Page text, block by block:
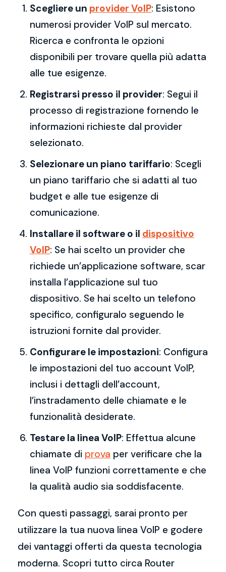
Scegliere un provider VoIP: Esistono
numerosi provider VoIP sul mercato.
Ricerca e confronta le opzioni
disponibili per trovare quella più adatta
alle tue esigenze.
Registrarsi presso il provider: Segui il
processo di registrazione fornendo le
informazioni richieste dal provider
selezionato.
Selezionare un piano tariffario: Scegli
un piano tariffario che si adatti al tuo
budget e alle tue esigenze di
comunicazione.
Installare il software o il dispositivo
VoIP: Se hai scelto un provider che
richiede un’applicazione software, scar
installa l’applicazione sul tuo
dispositivo. Se hai scelto un telefono
specifico, configuralo seguendo le
istruzioni fornite dal provider.
Configurare le impostazioni: Configura
le impostazioni del tuo account VoIP,
inclusi i dettagli dell’account,
l’instradamento delle chiamate e le
funzionalità desiderate.
Testare la linea VoIP: Effettua alcune
chiamate di prova per verificare che la
linea VoIP funzioni correttamente e che
la qualità audio sia soddisfacente.
Con questi passaggi, sarai pronto per
utilizzare la tua nuova linea VoIP e godere
dei vantaggi offerti da questa tecnologia
moderna. Scopri tutto circa Router